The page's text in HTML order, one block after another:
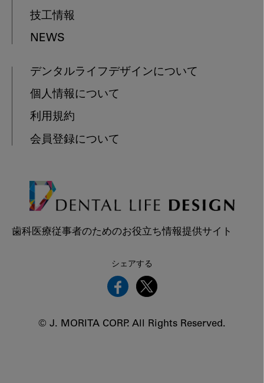
技工情報
NEWS
デンタルライフデザインについて
個人情報について
利用規約
会員登録について
歯科医療従事者のためのお役立ち情報提供サイト
シェアする
© J. MORITA CORP. All Rights Reserved.